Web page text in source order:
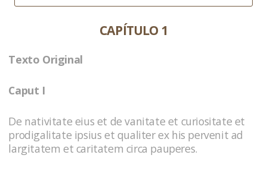
CAPÍTULO 1
Texto Original
Caput I
De nativitate eius et de vanitate et curiositate et
prodigalitate ipsius et qualiter ex his pervenit ad
largitatem et caritatem circa pauperes.